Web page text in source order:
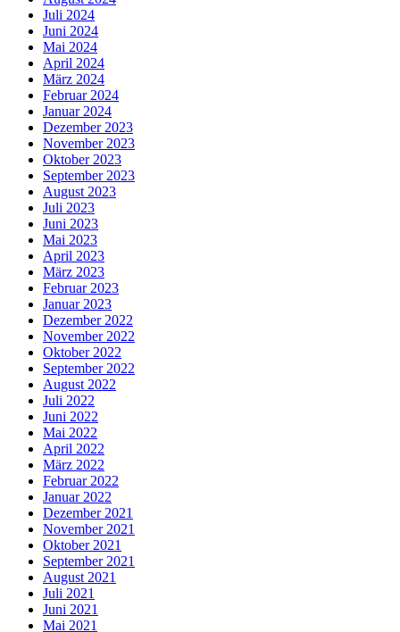
Juli 2024
Juni 2024
Mai 2024
April 2024
März 2024
Februar 2024
Januar 2024
Dezember 2023
November 2023
Oktober 2023
September 2023
August 2023
Juli 2023
Juni 2023
Mai 2023
April 2023
März 2023
Februar 2023
Januar 2023
Dezember 2022
November 2022
Oktober 2022
September 2022
August 2022
Juli 2022
Juni 2022
Mai 2022
April 2022
März 2022
Februar 2022
Januar 2022
Dezember 2021
November 2021
Oktober 2021
September 2021
August 2021
Juli 2021
Juni 2021
Mai 2021